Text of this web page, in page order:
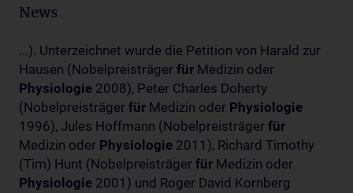
News
...). Unterzeichnet wurde die Petition von Harald zur
Hausen (Nobelpreisträger für Medizin oder
Physiologie 2008), Peter Charles Doherty
(Nobelpreisträger für Medizin oder Physiologie
1996), Jules Hoffmann (Nobelpreisträger für
Medizin oder Physiologie 2011), Richard Timothy
(Tim) Hunt (Nobelpreisträger für Medizin oder
Physiologie 2001) und Roger David Kornberg